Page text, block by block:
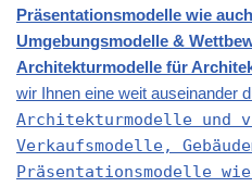
Präsentationsmodelle wie
Umgebungsmodelle &
Architekturmodelle für
wir Ihnen eine weit auseinander
Architekturmodelle und
Verkaufsmodelle,
Präsentationsmodelle